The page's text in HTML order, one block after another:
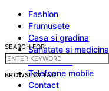
Fashion
Frumusete
Casa si gradina
Sanatate si medicina
Cum sa fac
Telefoane mobile
Contact
SEARCH FOR:
BROWSING TAG